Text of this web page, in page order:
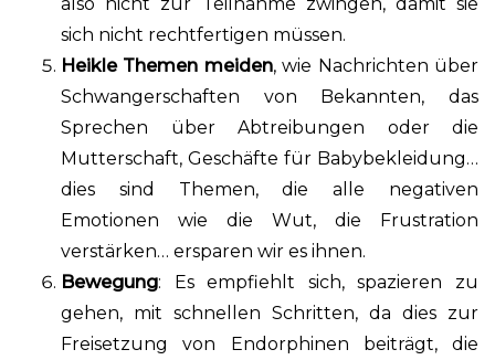
sich nicht rechtfertigen müssen.
Heikle Themen meiden, wie Nachrichten über
Schwangerschaften von Bekannten, das
Sprechen über Abtreibungen oder die
Mutterschaft, Geschäfte für Babybekleidung…
dies sind Themen, die alle negativen
Emotionen wie die Wut, die Frustration
verstärken… ersparen wir es ihnen.
Bewegung: Es empfiehlt sich, spazieren zu
gehen, mit schnellen Schritten, da dies zur
Freisetzung von Endorphinen beiträgt, die